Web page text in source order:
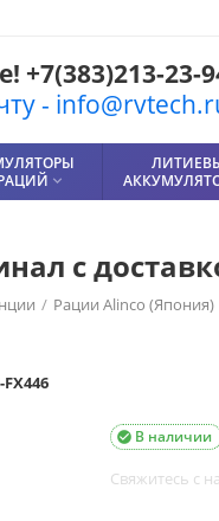
+7(383)213-23-
-

с
/ Рации Alinco (Япония)
FX446
В наличии

Свяжитесь с